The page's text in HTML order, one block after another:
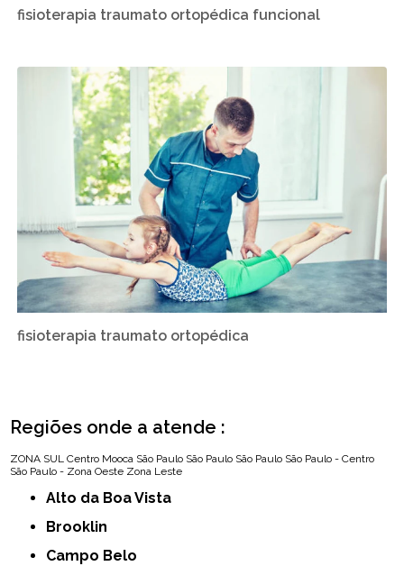
fisioterapia traumato ortopédica funcional
fisioterapia traumato ortopédica
Regiões onde a atende :
ZONA SUL Centro Mooca São Paulo São Paulo São Paulo São Paulo - Centro
São Paulo - Zona Oeste Zona Leste
Alto da Boa Vista
Brooklin
Campo Belo